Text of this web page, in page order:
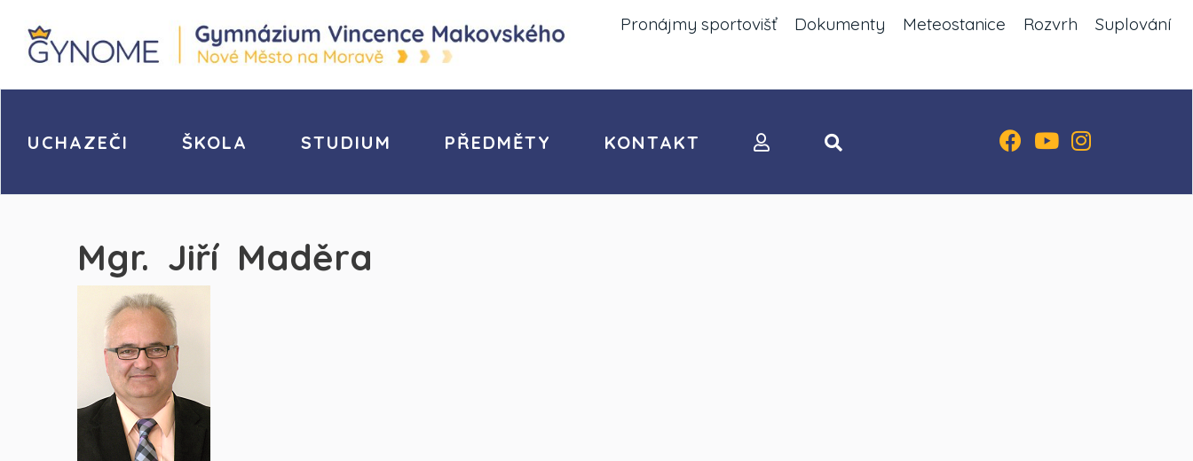
Pronájmy sportovišť Dokumenty Meteostanice Rozvrh Suplování
UCHAZEČI ŠKOLA STUDIUM PŘEDMĚTY KONTAKT
Mgr. Jiří Maděra